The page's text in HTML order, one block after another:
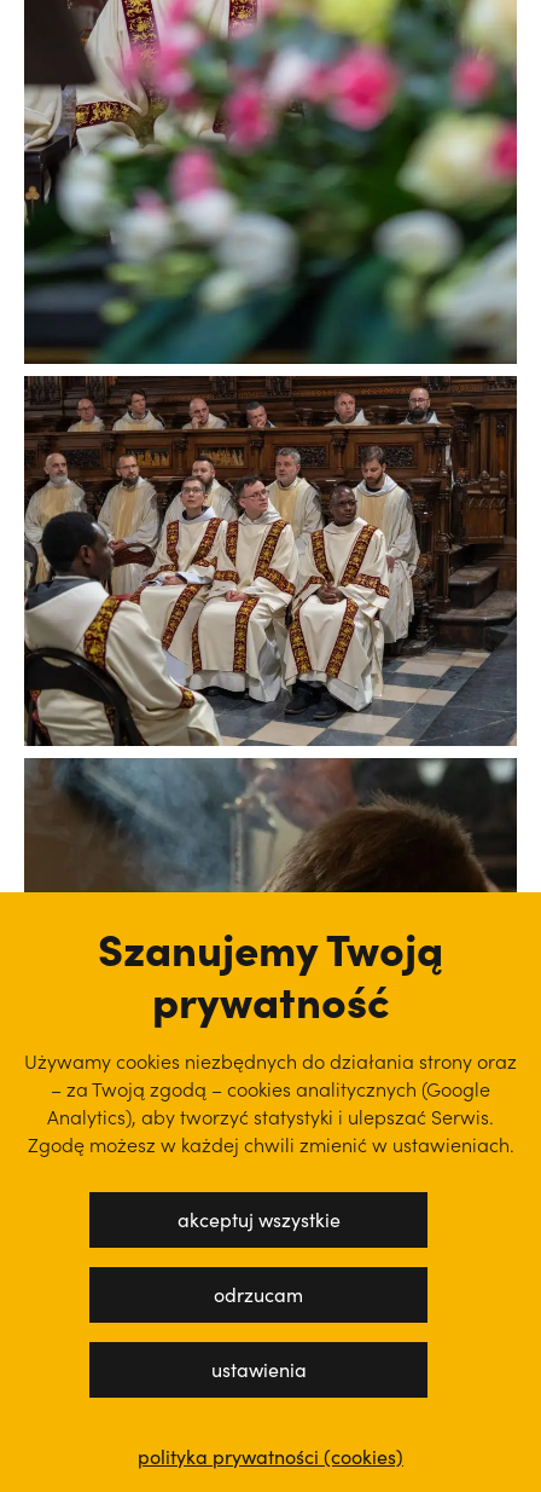
Szanujemy Twoją
prywatność
Używamy cookies niezbędnych do działania strony oraz
– za Twoją zgodą – cookies analitycznych (Google
Analytics), abytworzyć statystyki i ulepszać Serwis.
Zgodę możesz w każdej chwili zmienić w ustawieniach.
akceptuj wszystkie
odrzucam
ustawienia
polityka prywatności (cookies)